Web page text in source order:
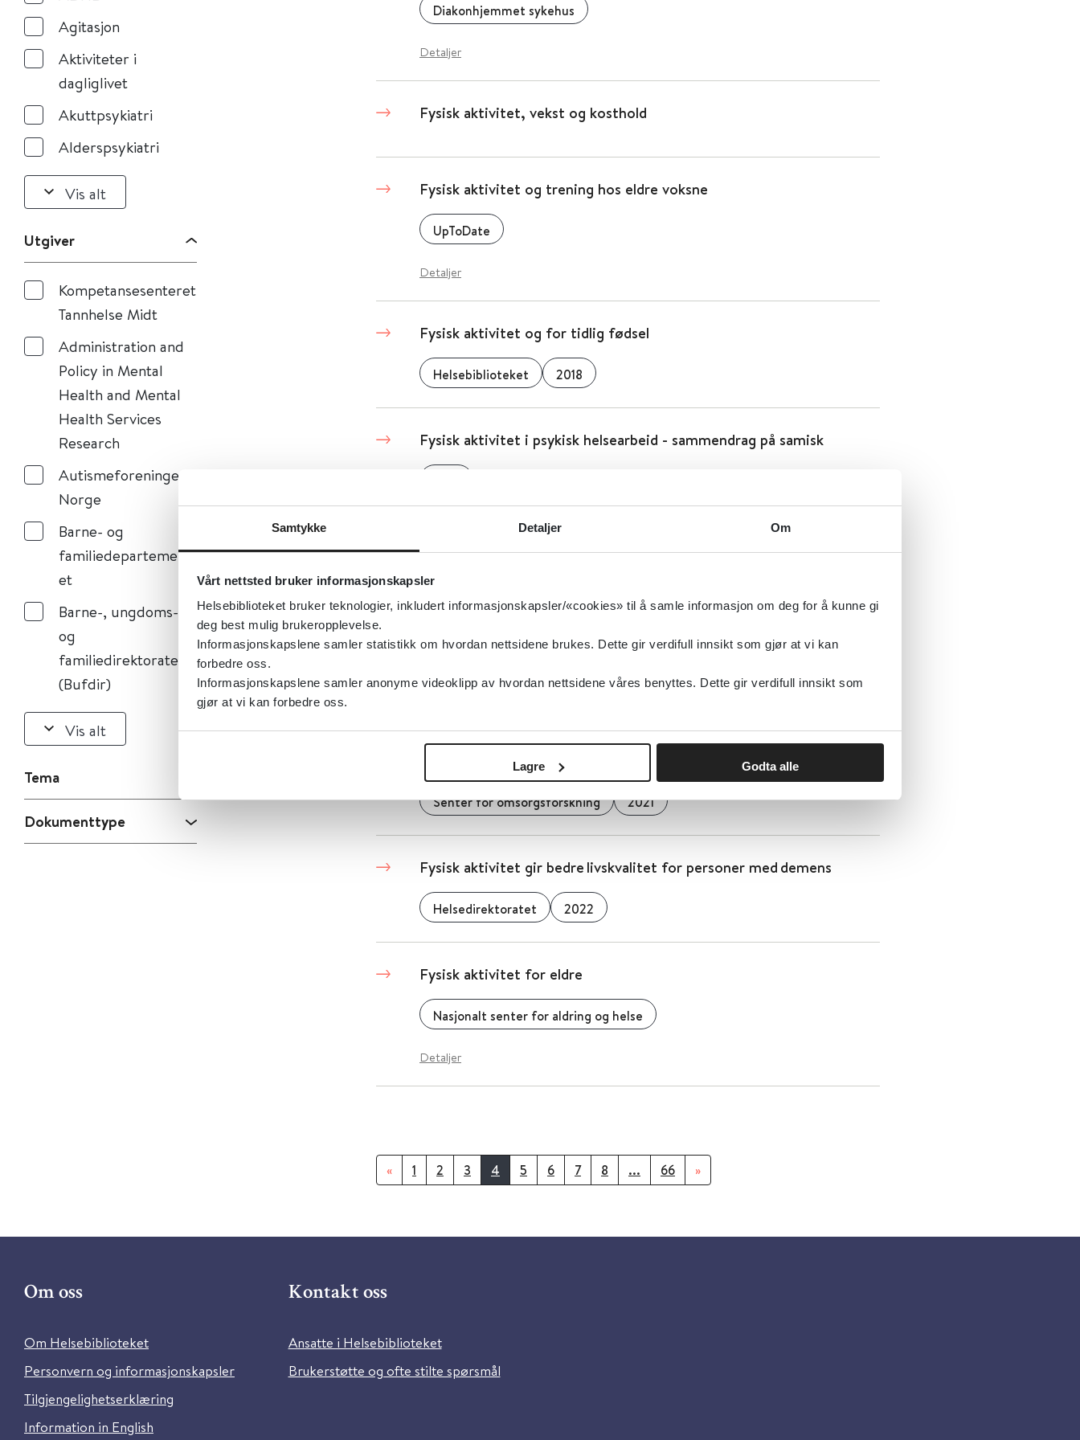
Samtykke Detaljer Om
Vårt nettsted bruker informasjonskapsler
Helsebiblioteket bruker teknologier, inkludert informasjonskapsler/«cookies» til å samle informasjon om deg for å kunne gi
deg best mulig brukeropplevelse.
Informasjonskapslene samler statistikk om hvordan nettsidene brukes. Dette gir verdifull innsikt som gjør at vi kan
forbedre oss.
Informasjonskapslene samler anonyme videoklipp av hvordan nettsidene våres benyttes. Dette gir verdifull innsikt som
gjør at vi kan forbedre oss.
Lagre Godta alle
Agitasjon
Aktiviteter i
dagliglivet
Akuttpsykiatri
Alderspsykiatri
Vis alt
Utgiver
Kompetansesenteret
Tannhelse Midt
Administration and
Policy in Mental
Health and Mental
Health Services
Research
Autismeforeningen i
Norge
Barne- og
familiedepartement
et
Barne-, ungdoms-
og
familiedirektoratet
(Bufdir)
Vis alt
Tema
Dokumenttype
Diakonhjemmet sykehus
Detaljer
Fysisk aktivitet, vekst og kosthold
Fysisk aktivitet og trening hos eldre voksne
UpToDate
Detaljer
Fysisk aktivitet og for tidlig fødsel
Helsebiblioteket 2018
Fysisk aktivitet i psykisk helsearbeid - sammendrag på samisk
Fysisk aktivitet i psykisk helsearbeid
Senter for omsorgsforskning
Fysisk aktivitet i forebygging og behandling - nasjonale faglige råd
Helsedirektoratet
Fysisk aktivitet i behandlingen
Senter for omsorgsforskning 2021
Fysisk aktivitet gir bedre livskvalitet for personer med demens
Helsedirektoratet 2022
Fysisk aktivitet for eldre
Nasjonalt senter for aldring og helse
Detaljer
« 1 2 3 4 5 6 7 8 ... 66 »
Om oss
Om Helsebiblioteket
Personvern og informasjonskapsler
Tilgjengelighetserklæring
Information in English
Kontakt oss
Ansatte i Helsebiblioteket
Brukerstøtte og ofte stilte spørsmål